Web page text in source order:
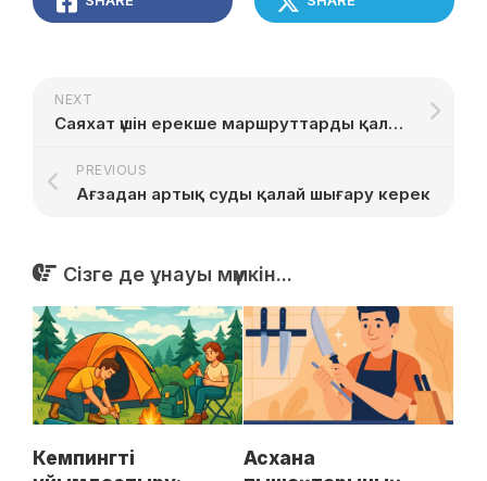
NEXT
Саяхат үшін ерекше маршруттарды қалай табуға болады
PREVIOUS
Ағзадан артық суды қалай шығару керек
Сізге де ұнауы мүмкін...
Кемпингті
Асхана